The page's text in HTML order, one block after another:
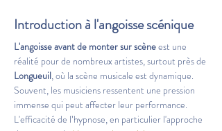
Introduction à l'angoisse scénique
L'angoisse avant de monter sur scène est une
réalité pour de nombreux artistes, surtout près de
Longueuil, où la scène musicale est dynamique.
Souvent, les musiciens ressentent une pression
immense qui peut affecter leur performance.
L'efficacité de l’hypnose, en particulier l'approche